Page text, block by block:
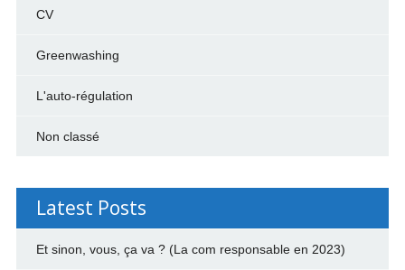
CV
Greenwashing
L'auto-régulation
Non classé
Latest Posts
Et sinon, vous, ça va ? (La com responsable en 2023)